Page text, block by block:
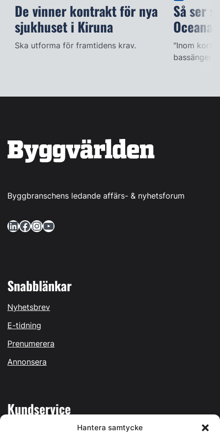
Hantera samtycke
De vinner kontrakt för nya
sjukhuset i Kiruna
Ska utforma för framtidens krav.
Så ser
Oceana
"Inom kort
Byggbranschens ledande affärs- & nyhetsforum
LinkedIn Facebook InstagramYouTube
Snabblänkar
Nyhetsbrev
E-tidning
Prenumerera
Annonsera
Kundservice